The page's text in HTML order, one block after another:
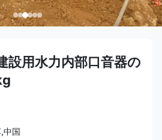
設用水力内部口音器の
中国